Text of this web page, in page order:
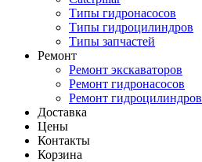
Типы гидронасосов
Типы гидроцилиндров
Типы запчастей
Ремонт
Ремонт экскаваторов
Ремонт гидронасосов
Ремонт гидроцилиндров
Доставка
Цены
Контакты
Корзина